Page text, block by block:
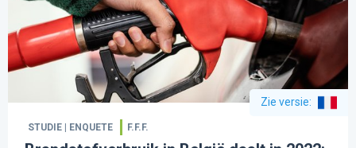
Zie versie:
STUDIE | ENQUETE F.F.F.